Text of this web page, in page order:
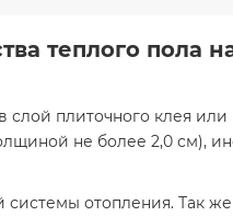
теплого пола
слой плиточного клея или
не более 2,0 см),
отопления. Так